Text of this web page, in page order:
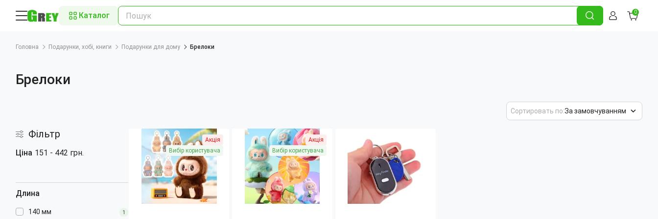
Каталог 0
Головна Подарунки, хобі, книги Подарунки для дому Брелоки
Брелоки
Сортировать по:За замовчуванням
Акція
Вибір користувача
Акція
Вибір користувача
Фільтр
151 - 442 грн.
Ціна
Длина
140 мм 1